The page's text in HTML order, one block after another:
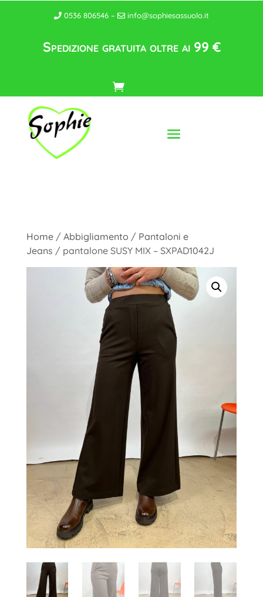
0536 806546 – info@sophiesassuolo.it
Spedizione gratuita oltre ai 99 €
Home/ Abbigliamento / Pantaloni e
Jeans / pantalone SUSY MIX – SXPAD1042J